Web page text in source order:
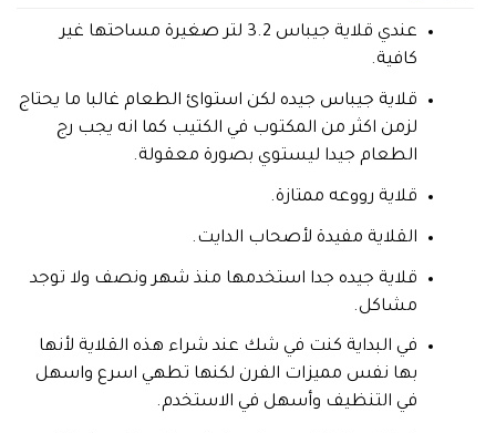
عندي قلاية جيباس 3.2 لتر صغيرة مساحتها غير
كافية.
قلاية جيباس جيده لكن استوائ الطعام غالبا ما يحتاج
لزمن اكثر من المكتوب في الكتيب كما انه يجب رج
الطعام جيدا ليستوي بصورة معقولة.
قلاية رووعه ممتازة.
القلاية مفيدة لأصحاب الدايت.
قلاية جيده جدا استخدمها منذ شهر ونصف ولا توجد
مشاكل.
في البداية كنت في شك عند شراء هذه القلاية لأنها
بها نفس مميزات الفرن لكنها تطهي اسرع واسهل
في التنظيف وأسهل في الاستخدم.